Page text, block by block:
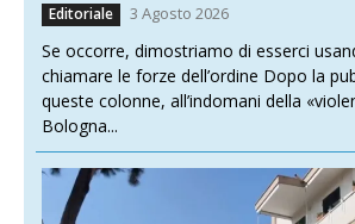
Editoriale 3 Agosto 2026
Se occorre, dimostriamo di esserci
chiamare le forze dell’ordine Dopo la
queste colonne, all’indomani della
Bologna...